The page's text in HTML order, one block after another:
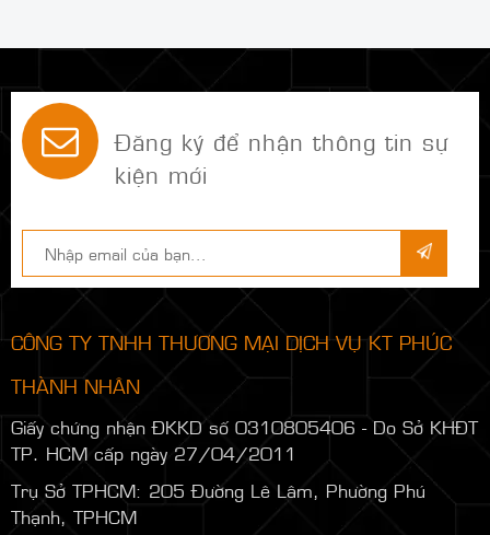
Đăng ký để nhận thông tin sự
kiện mới
CÔNG TY TNHH THƯƠNG MẠI DỊCH VỤ KT PHÚC
THÀNH NHÂN
Giấy chứng nhận ĐKKD số 0310805406 - Do Sở KHĐT
TP. HCM cấp ngày 27/04/2011
Trụ Sở TPHCM: 205 Đường Lê Lâm, Phường Phú
Thạnh, TPHCM